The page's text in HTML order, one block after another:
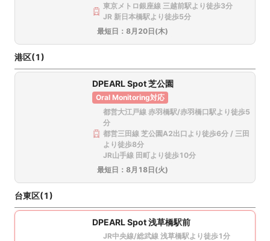
東京都千代田区西神田１丁目３−６ ゼネラル神田ビル1F
東京都千代田区神田小川町3丁目8-10メアリヒト御茶ノ水ビル１
このクリニックを選択
東京メトロ銀座線 三越前駅より徒歩3分
JR 新日本橋駅より徒歩5分
最短日： 8月20日(木)
東京都中央区日本橋室町1-13−4 ムロマチ斎藤ビル2F
このクリニックを選択
港区(1)
DPEARL Spot 芝公園
Oral Monitoring対応
都営大江戸線 赤羽橋駅/赤羽橋口駅より徒歩5
分
都営三田線 芝公園A2出口より徒歩6分 / 三田
より徒歩8分
JR山手線 田町より徒歩10分
最短日： 8月18日(火)
台東区(1)
DPEARL Spot 浅草橋駅前
JR中央線/総武線 浅草橋駅より徒歩1分